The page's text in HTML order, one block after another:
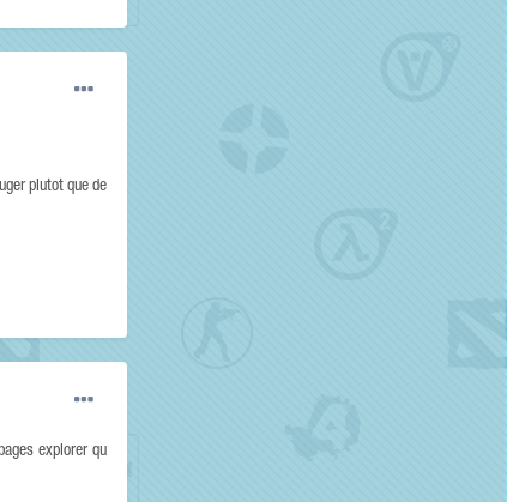
plutot que de
explorer qu